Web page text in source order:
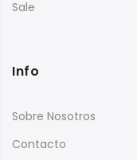
Sale
Info
Sobre Nosotros
Contacto